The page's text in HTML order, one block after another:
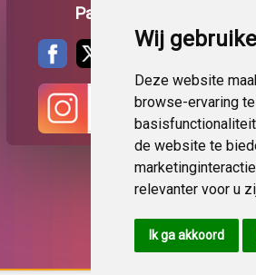
Wij
Deze website
browse-ervaring
de website te
relevanter voor u
Ik ga akkoord
Pagina delen